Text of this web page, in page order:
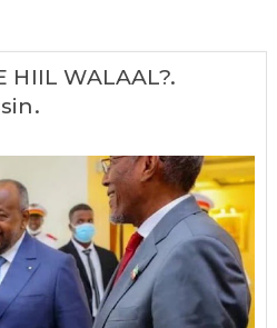
HIIL WALAAL?.